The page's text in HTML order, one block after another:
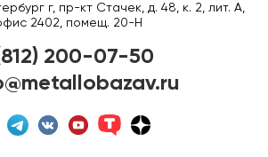
г, пр-кт Стачек, д. 48, к. 2, лит. А,
2402, помещ. 20-Н
200-07-50